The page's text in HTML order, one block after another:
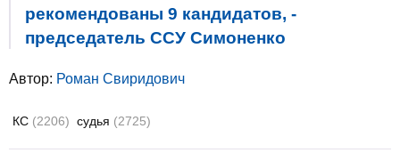
рекомендованы 9 кандидатов, -
председатель ССУ Симоненко
Автор: Роман Свиридович
КС (2206) судья (2725)